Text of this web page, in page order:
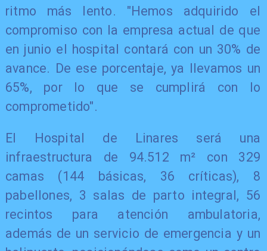
ritmo más lento. "Hemos adquirido el
compromiso con la empresa actual de que
en junio el hospital contará con un 30% de
avance. De ese porcentaje, ya llevamos un
65%, por lo que se cumplirá con lo
comprometido".
El Hospital de Linares será una
infraestructura de 94.512 m² con 329
camas (144 básicas, 36 críticas), 8
pabellones, 3 salas de parto integral, 56
recintos para atención ambulatoria,
además de un servicio de emergencia y un